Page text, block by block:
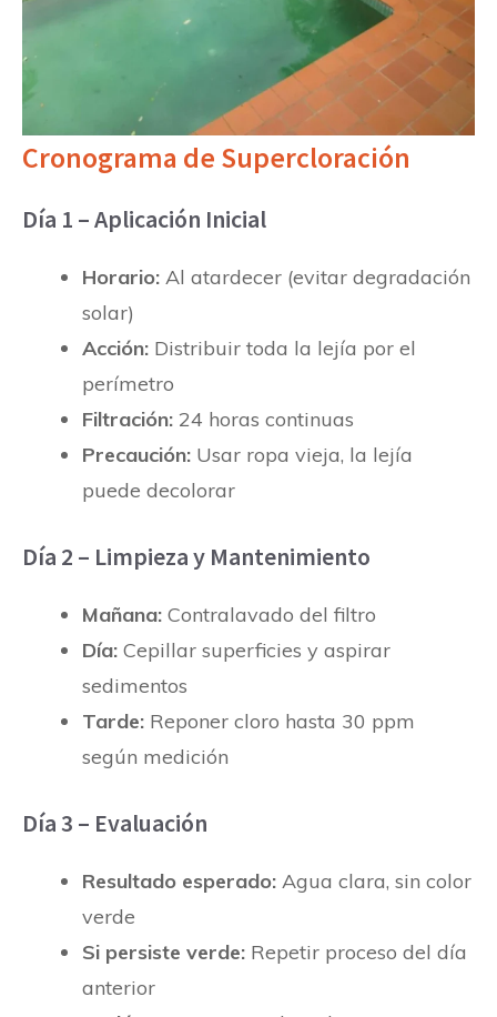
Cronograma de Supercloración
Día 1 – Aplicación Inicial
Horario: Al atardecer (evitar degradación
solar)
Acción: Distribuir toda la lejía por el
perímetro
Filtración: 24 horas continuas
Precaución: Usar ropa vieja, la lejía
puede decolorar
Día 2 – Limpieza y Mantenimiento
Mañana: Contralavado del filtro
Día: Cepillar superficies y aspirar
sedimentos
Tarde: Reponer cloro hasta 30 ppm
según medición
Día 3 – Evaluación
Resultado esperado: Agua clara, sin color
verde
Si persiste verde: Repetir proceso del día
anterior